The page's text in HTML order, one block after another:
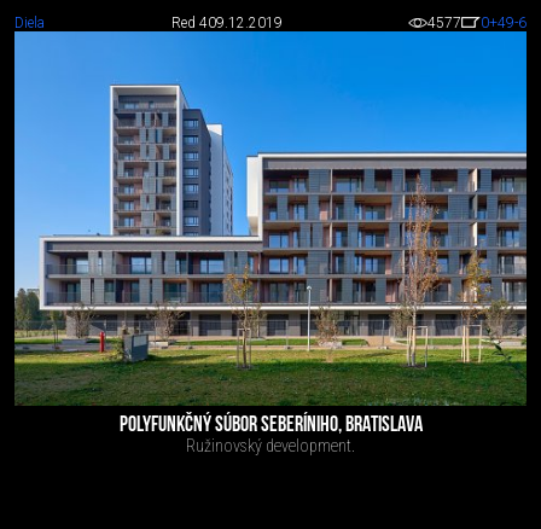
Diela Red 409.12.2019 4577 0+49-6
POLYFUNKČNÝ SÚBOR SEBERÍNIHO, BRATISLAVA
Ružinovský development.